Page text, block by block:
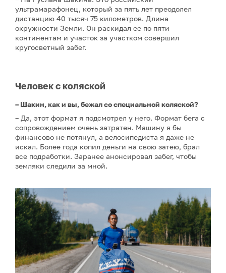
ультрамарафонец, который за пять лет преодолел
дистанцию 40 тысяч 75 километров. Длина
окружности Земли. Он раскидал ее по пяти
континентам и участок за участком совершил
кругосветный забег.
Человек с коляской
– Шакин, как и вы, бежал со специальной коляской?
– Да, этот формат я подсмотрел у него. Формат бега с
сопровождением очень затратен. Машину я бы
финансово не потянул, а велосипедиста я даже не
искал. Более года копил деньги на свою затею, брал
все подработки. Заранее анонсировал забег, чтобы
земляки следили за мной.